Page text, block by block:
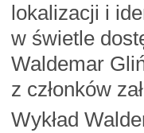
lokalizacji i
w świetle
Waldemar
z członków
Wykład